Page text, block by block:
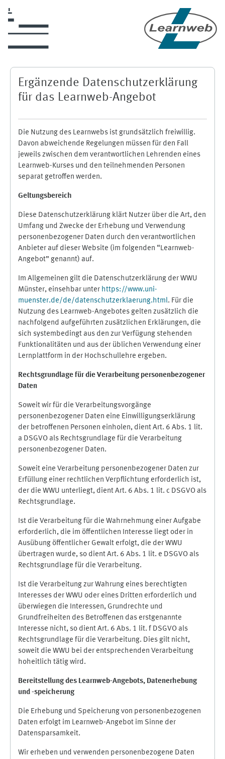
Ergänzende Datenschutzerklärung
für das Learnweb-Angebot
Die Nutzung des Learnwebs ist grundsätzlich freiwillig.
Davon abweichende Regelungen müssen für den Fall
jeweils zwischen dem verantwortlichen Lehrenden eines
Learnweb-Kurses und den teilnehmenden Personen
separat getroffen werden.
Geltungsbereich
Diese Datenschutzerklärung klärt Nutzer über die Art, den
Umfang und Zwecke der Erhebung und Verwendung
personenbezogener Daten durch den verantwortlichen
Anbieter auf dieser Website (im folgenden “Learnweb-
Angebot” genannt) auf.
Im Allgemeinen gilt die Datenschutzerklärung der WWU
Münster, einsehbar unter https://www.uni-
muenster.de/de/datenschutzerklaerung.html. Für die
Nutzung des Learnweb-Angebotes gelten zusätzlich die
nachfolgend aufgeführten zusätzlichen Erklärungen, die
sich systembedingt aus den zur Verfügung stehenden
Funktionalitäten und aus der üblichen Verwendung einer
Lernplattform in der Hochschullehre ergeben.
Rechtsgrundlage für die Verarbeitung personenbezogener
Daten
Soweit wir für die Verarbeitungsvorgänge
personenbezogener Daten eine Einwilligungserklärung
der betroffenen Personen einholen, dient Art. 6 Abs. 1 lit.
a DSGVO als Rechtsgrundlage für die Verarbeitung
personenbezogener Daten.
Soweit eine Verarbeitung personenbezogener Daten zur
Erfüllung einer rechtlichen Verpflichtung erforderlich ist,
der die WWU unterliegt, dient Art. 6 Abs. 1 lit. c DSGVO als
Rechtsgrundlage.
Ist die Verarbeitung für die Wahrnehmung einer Aufgabe
erforderlich, die im öffentlichen Interesse liegt oder in
Ausübung öffentlicher Gewalt erfolgt, die der WWU
übertragen wurde, so dient Art. 6 Abs. 1 lit. e DSGVO als
Rechtsgrundlage für die Verarbeitung.
Ist die Verarbeitung zur Wahrung eines berechtigten
Interesses der WWU oder eines Dritten erforderlich und
überwiegen die Interessen, Grundrechte und
Grundfreiheiten des Betroffenen das erstgenannte
Interesse nicht, so dient Art. 6 Abs. 1 lit. f DSGVO als
Rechtsgrundlage für die Verarbeitung. Dies gilt nicht,
soweit die WWU bei der entsprechenden Verarbeitung
hoheitlich tätig wird.
Bereitstellung des Learnweb-Angebots, Datenerhebung
und -speicherung
Die Erhebung und Speicherung von personenbezogenen
Daten erfolgt im Learnweb-Angebot im Sinne der
Datensparsamkeit.
Wir erheben und verwenden personenbezogene Daten